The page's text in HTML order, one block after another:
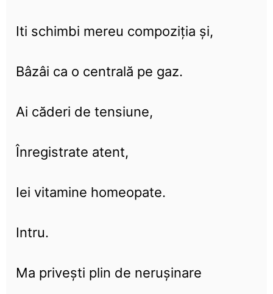
Iti schimbi mereu compoziția și,
Bâzâi ca o centrală pe gaz.
Ai căderi de tensiune,
Înregistrate atent,
Iei vitamine homeopate.
Intru.
Ma privești plin de nerușinare